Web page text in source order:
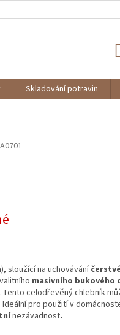
Skladování potravin
sloužící na uchovávání
masivního bukového
Tento celodřevěný chlebník
pro použití v
nezávadnost.